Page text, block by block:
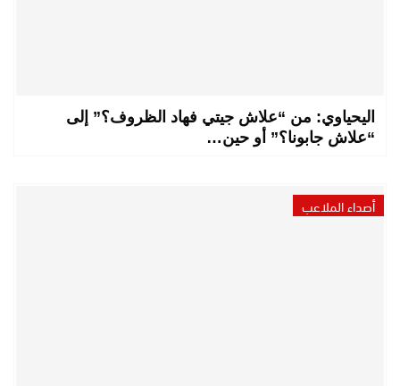
اليحياوي: من “علاش جيتي فهاد الظروف؟” إلى
“علاش جابونا؟” أو حين…
أصداء الملاعب